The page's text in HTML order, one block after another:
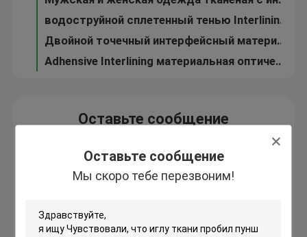
Оставьте сообщение
Мы скоро тебе перезвоним!
Контроль качества
Свяжитесь с нами
Запросите цитату
Плавкий interlining
водоструйной сплетенный тенью Interlining связанный Warp высокого простирания 50D сплавляя
Двойной точечный интерфейсный материал, ПА покрытие ПСК интерлининговый резистентный к сжатию
Adhensive Interlining материальная оптически белизна для куртки s людей и женщин '
Оставьте сообщение